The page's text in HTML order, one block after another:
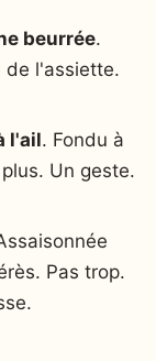
beurrée.
de l'assiette.
l'ail. Fondu à
Un geste.
Pas trop.